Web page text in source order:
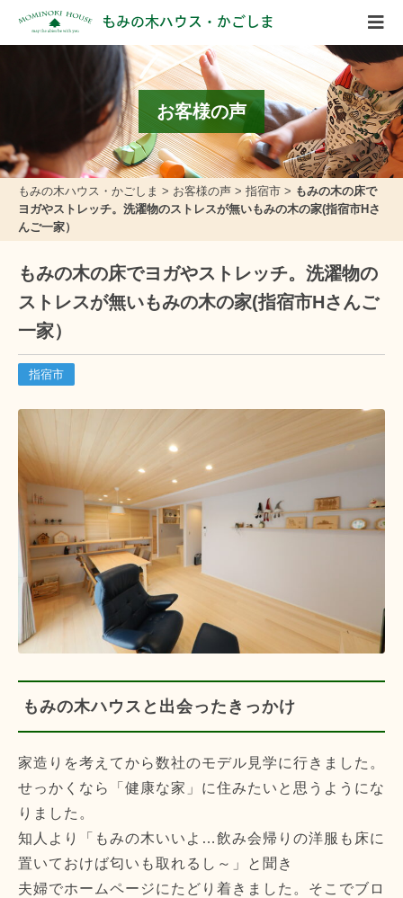
もみの木ハウス・かごしま
お客様の声
もみの木ハウス・かごしま > お客様の声 > 指宿市 > もみの木の床で
ヨガやストレッチ。洗濯物のストレスが無いもみの木の家(指宿市Hさ
んご一家）
もみの木の床でヨガやストレッチ。洗濯物の
ストレスが無いもみの木の家(指宿市Hさんご
一家）
指宿市
もみの木ハウスと出会ったきっかけ
家造りを考えてから数社のモデル見学に行きました。
せっかくなら「健康な家」に住みたいと思うようにな
りました。
知人より「もみの木いいよ…飲み会帰りの洋服も床に
置いておけば匂いも取れるし～」と聞き
夫婦でホームページにたどり着きました。そこでブロ